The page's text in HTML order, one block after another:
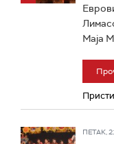
Маја
ПЕТАК,